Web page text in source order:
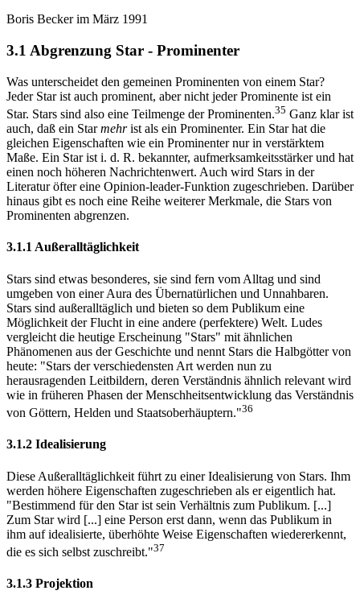
Boris Becker im März 1991
3.1 Abgrenzung Star - Prominenter
Was unterscheidet den gemeinen Prominenten von einem Star?
Jeder Star ist auch prominent, aber nicht jeder Prominente ist ein
Star. Stars sind also eine Teilmenge der Prominenten.35 Ganz klar ist
auch, daß ein Starmehrist als ein Prominenter. Ein Star hat die
gleichen Eigenschaften wie ein Prominenter nur in verstärktem
Maße. Ein Star ist i. d. R. bekannter, aufmerksamkeitsstärker und hat
einen noch höheren Nachrichtenwert. Auch wird Stars in der
Literatur öfter eine Opinion-leader-Funktion zugeschrieben. Darüber
hinaus gibt es noch eine Reihe weiterer Merkmale, die Stars von
Prominenten abgrenzen.
3.1.1 Außeralltäglichkeit
Stars sind etwas besonderes, sie sind fern vom Alltag und sind
umgeben von einer Aura des Übernatürlichen und Unnahbaren.
Stars sind außeralltäglich und bieten so dem Publikum eine
Möglichkeit der Flucht in eine andere (perfektere) Welt. Ludes
vergleicht die heutige Erscheinung "Stars" mit ähnlichen
Phänomenen aus der Geschichte und nennt Stars die Halbgötter von
heute: "Stars der verschiedensten Art werden nun zu
herausragenden Leitbildern, deren Verständnis ähnlich relevant wird
wie in früheren Phasen der Menschheitsentwicklung das Verständnis
von Göttern, Helden und Staatsoberhäuptern."36
3.1.2 Idealisierung
Diese Außeralltäglichkeit führt zu einer Idealisierung von Stars. Ihm
werden höhere Eigenschaften zugeschrieben als er eigentlich hat.
"Bestimmend für den Star ist sein Verhältnis zum Publikum. [...]
Zum Star wird [...] eine Person erst dann, wenn das Publikum in
ihm auf idealisierte, überhöhte Weise Eigenschaften wiedererkennt,
die es sich selbst zuschreibt."37
3.1.3 Projektion